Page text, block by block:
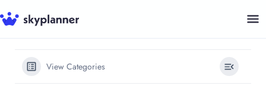
Preskočiť
na
View Categories